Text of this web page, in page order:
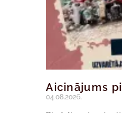
Aicinājums
04.08.2026.